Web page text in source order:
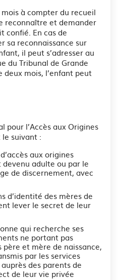
à compter du recueil
reconnaître et demander
confié. En cas de
sa reconnaissance sur
il peut s’adresser au
du Tribunal de Grande
deux mois, l’enfant peut
pour l’Accès aux Origines
le suivant :
aux origines
devenu adulte ou par le
de discernement, avec
d’identité des mères de
lever le secret de leur
qui recherche ses
ne portant pas
et mère de naissance,
par les services
des parents de
de leur vie privée